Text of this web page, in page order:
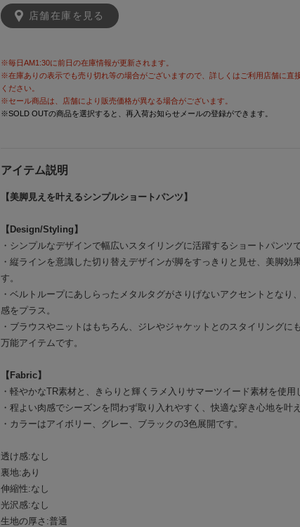
店舗在庫を見る
※毎日AM1:30に前日の在庫情報が更新されます。
※在庫ありの表示でも売り切れ等の場合がございますので、詳しくはご利用店舗に直
ください。
※セール商品は、店舗により販売価格が異なる場合がございます。
※SOLD OUTの商品を選択すると、再入荷お知らせメールの登録ができます。
アイテム説明
【美脚見えを叶えるシンプルショートパンツ】
【Design/Styling】
・シンプルなデザインで幅広いスタイリングに活躍するショートパンツで
・縦ラインを意識した切り替えデザインが脚をすっきりと見せ、美脚効
す。
・ベルトループにあしらったメタルタグがさりげないアクセントとなり
感をプラス。
・ブラウスやニットはもちろん、ジレやジャケットとのスタイリングに
万能アイテムです。
【Fabric】
・軽やかなTR素材と、きらりと輝くラメ入りサマーツイード素材を使用
・程よい肉感でシーズンを問わず取り入れやすく、快適な穿き心地を叶え
・カラーはアイボリー、グレー、ブラックの3色展開です。
透け感:なし
裏地:あり
伸縮性:なし
光沢感:なし
生地の厚さ:普通